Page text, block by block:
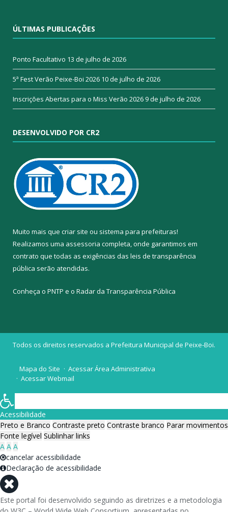
ÚLTIMAS PUBLICAÇÕES
Ponto Facultativo 13 de julho de 2026
5ª Fest Verão Peixe-Boi 2026 10 de julho de 2026
Inscrições Abertas para o Miss Verão 20269 de julho de 2026
DESENVOLVIDO POR CR2
Muito mais que criar site ou sistema para prefeituras!
Realizamos uma assessoria completa, onde garantimos em
contrato que todas as exigências das leis de transparência
pública serão atendidas.
Conheça o PNTP e o Radar da Transparência Pública
Todos os direitos reservados a Prefeitura Municipal de Peixe-Boi.
Mapa do Site
Acessar Área Administrativa
Acessar Webmail
Acessibilidade
Preto e Branco Contraste preto Contraste branco Parar movimentos
Fonte legível Sublinhar links
A A A
cancelar acessibilidade
Declaração de acessibilidade
Este portal foi desenvolvido seguindo as diretrizes e a metodologia